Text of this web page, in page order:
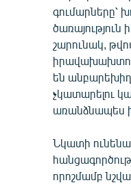
գումարները՝
շարունակ,
են
չկատարելու
առանձնապես
Նկատի
որոշմամբ